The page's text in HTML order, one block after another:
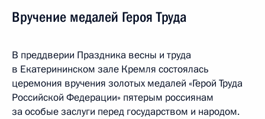
Вручение медалей Героя Труда
В преддверии Праздника весны и труда
в Екатерининском зале Кремля состоялась
церемония вручения золотых медалей «Герой Труда
Российской Федерации» пятерым россиянам
за особые заслуги перед государством и народом.